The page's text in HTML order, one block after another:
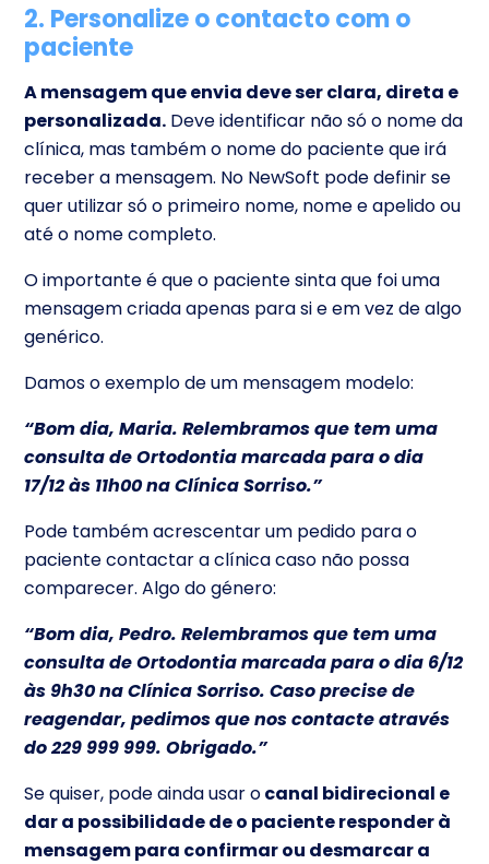
2. Personalize o contacto com o
paciente
A mensagem que envia deve ser clara, direta e
personalizada. Deve identificar não só o nome da
clínica, mas também o nome do paciente que irá
receber a mensagem. No NewSoft pode definir se
quer utilizar só o primeiro nome, nome e apelido ou
até o nome completo.
O importante é que o paciente sinta que foi uma
mensagem criada apenas para si e em vez de algo
genérico.
Damos o exemplo de um mensagem modelo:
“Bom dia, Maria. Relembramos que tem uma
consulta de Ortodontia marcada para o dia
17/12 às 11h00 na Clínica Sorriso.”
Pode também acrescentar um pedido para o
paciente contactar a clínica caso não possa
comparecer. Algo do género:
“Bom dia, Pedro. Relembramos que tem uma
consulta de Ortodontia marcada para o dia 6/12
às 9h30 na Clínica Sorriso. Caso precise de
reagendar, pedimos que nos contacte através
do 229 999 999. Obrigado.”
Se quiser, pode ainda usar ocanal bidirecional e
dar a possibilidade de o paciente responder à
mensagem para confirmar ou desmarcar a